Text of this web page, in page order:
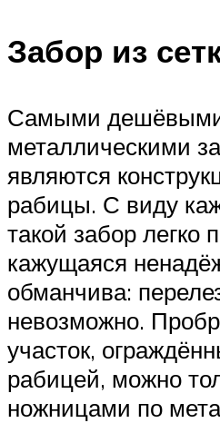
Забор из
Самыми
металлическими
являются
рабицы. С виду
такой забор легко
кажущаяся
обманчива:
невозможно.
участок,
рабицей, можно
ножницами по